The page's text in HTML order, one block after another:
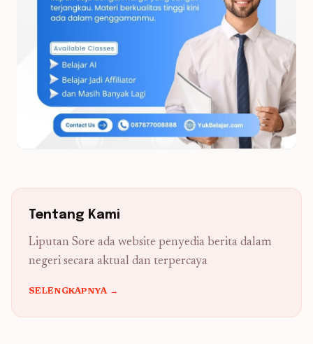
Tentang Kami
Liputan Sore ada website penyedia berita dalam
negeri secara aktual dan terpercaya
SELENGKAPNYA →